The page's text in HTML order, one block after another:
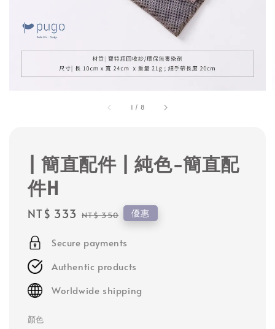
1 / 8
| 簡直配件 | 純色-簡直配
件H
Sale
NT$ 333 Regular
NT$ 350 優惠
Secure payments
Authentic products
Worldwide shipping
顏色